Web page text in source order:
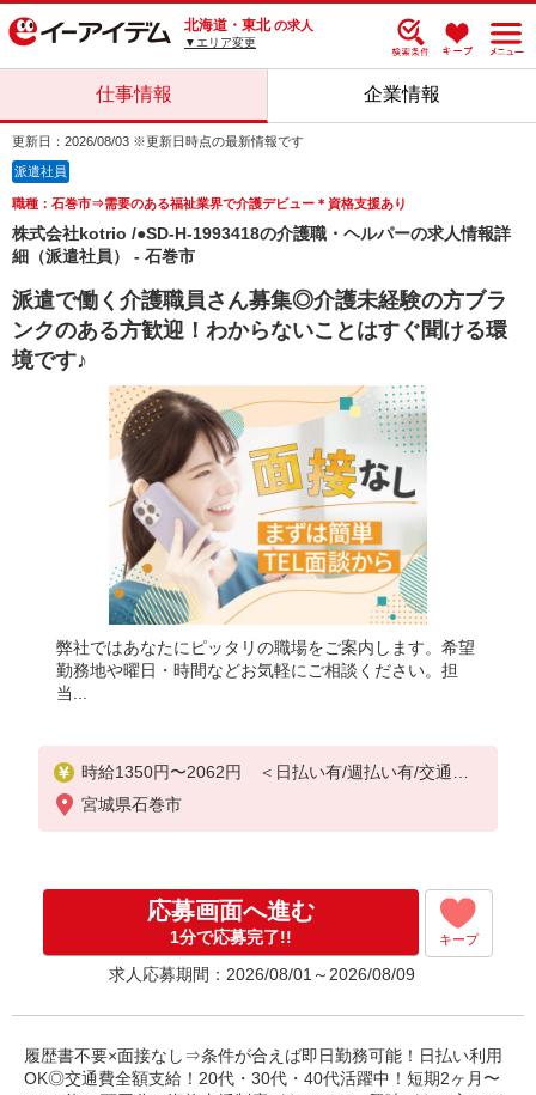
北海道・東北 の求人
▼エリア変更
仕事情報 企業情報
更新日：2026/08/03 ※更新日時点の最新情報です
派遣社員
職種：石巻市⇒需要のある福祉業界で介護デビュー＊資格支援あり
株式会社kotrio /●SD-H-1993418の介護職・ヘルパーの求人情報詳
細（派遣社員） - 石巻市
派遣で働く介護職員さん募集◎介護未経験の方ブラ
ンクのある方歓迎！わからないことはすぐ聞ける環
境です♪
弊社ではあなたにピッタリの職場をご案内します。希望
勤務地や曜日・時間などお気軽にご相談ください。担
当...
時給1350円〜2062円 ＜日払い有/週払い有/交通費
全支給(ガソリン代含む)＞
宮城県石巻市
応募画面へ進む
1分で応募完了!! キープ
求人応募期間：2026/08/01～2026/08/09
履歴書不要×面接なし⇒条件が合えば即日勤務可能！日払い利用
OK◎交通費全額支給！20代・30代・40代活躍中！短期2ヶ月〜